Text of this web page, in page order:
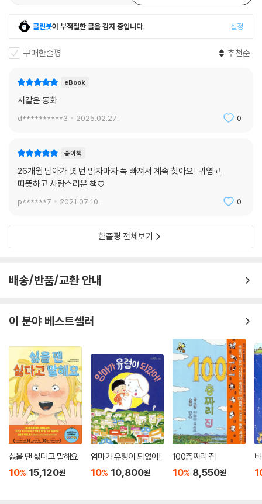
클린봇이 부적절한 글을 감지 중입니다. 설정
구매한줄평 추천순
eBook
시같은 동화
d**********3 2025.02.27. 0
종이책
26개월 남아가 몇 번 읽자마자 푹 빠져서 계속 찾아요! 귀엽고
따뜻하고 사랑스러운 책♡
p******7 2021.07.10. 0
한줄평 전체보기
배송/반품/교환 안내
이 분야 베스트셀러
싫을 땐 싫다고 말해요
10% 15,120원
엄마가 유령이 되었어!
10% 10,800원
100층짜리 집
10% 8,550원